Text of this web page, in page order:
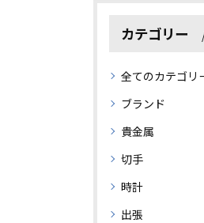
カテゴリー
全てのカテゴリ
ブランド
貴金属
切手
時計
出張